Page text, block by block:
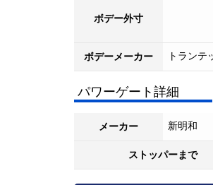
ボデー外寸
ボデーメーカー トランテ
パワーゲート詳細
メーカー 新明和
ストッパーまで